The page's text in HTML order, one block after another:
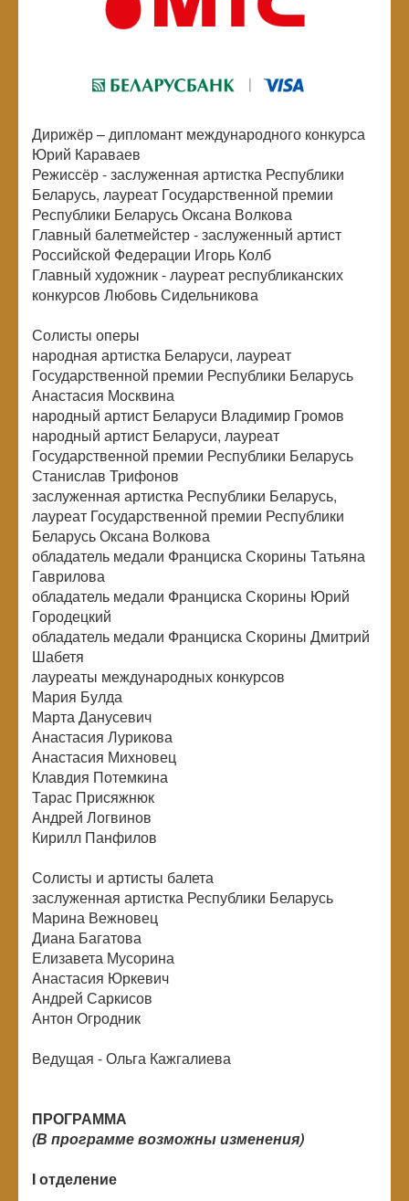
Дирижёр – дипломант международного конкурса
Юрий Караваев
Режиссёр - заслуженная артистка Республики
Беларусь, лауреат Государственной премии
Республики Беларусь Оксана Волкова
Главный балетмейстер - заслуженный артист
Российской Федерации Игорь Колб
Главный художник - лауреат республиканских
конкурсов Любовь Сидельникова
Солисты оперы
народная артистка Беларуси, лауреат
Государственной премии Республики Беларусь
Анастасия Москвина
народный артист Беларуси Владимир Громов
народный артист Беларуси, лауреат
Государственной премии Республики Беларусь
Станислав Трифонов
заслуженная артистка Республики Беларусь,
лауреат Государственной премии Республики
Беларусь Оксана Волкова
обладатель медали Франциска Скорины Татьяна
Гаврилова
обладатель медали Франциска Скорины Юрий
Городецкий
обладатель медали Франциска Скорины Дмитрий
Шабетя
лауреаты международных конкурсов
Мария Булда
Марта Данусевич
Анастасия Лурикова
Анастасия Михновец
Клавдия Потемкина
Тарас Присяжнюк
Андрей Логвинов
Кирилл Панфилов
Солисты и артисты балета
заслуженная артистка Республики Беларусь
Марина Вежновец
Диана Багатова
Елизавета Мусорина
Анастасия Юркевич
Андрей Саркисов
Антон Огродник
Ведущая - Ольга Кажгалиева
ПРОГРАММА
(В программе возможны изменения)
I отделение